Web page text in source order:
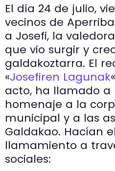
El día 24 de julio,
vecinos de
a Josefi, la
que vio surgir y
galdakoztarra. El
«Josefiren Lagunak
acto, ha llamado a
homenaje a la
municipal y a las
Galdakao. Hacían
llamamiento a
sociales: